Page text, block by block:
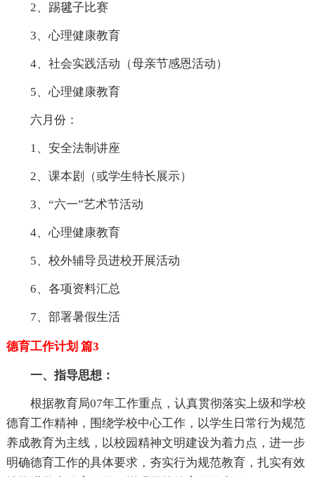
2、踢毽子比赛
3、心理健康教育
4、社会实践活动（母亲节感恩活动）
5、心理健康教育
六月份：
1、安全法制讲座
2、课本剧（或学生特长展示）
3、“六一”艺术节活动
4、心理健康教育
5、校外辅导员进校开展活动
6、各项资料汇总
7、部署暑假生活
德育工作计划 篇3
一、指导思想：
根据教育局07年工作重点，认真贯彻落实上级和学校
德育工作精神，围绕学校中心工作，以学生日常行为规范
养成教育为主线，以校园精神文明建设为着力点，进一步
明确德育工作的具体要求，夯实行为规范教育，扎实有效